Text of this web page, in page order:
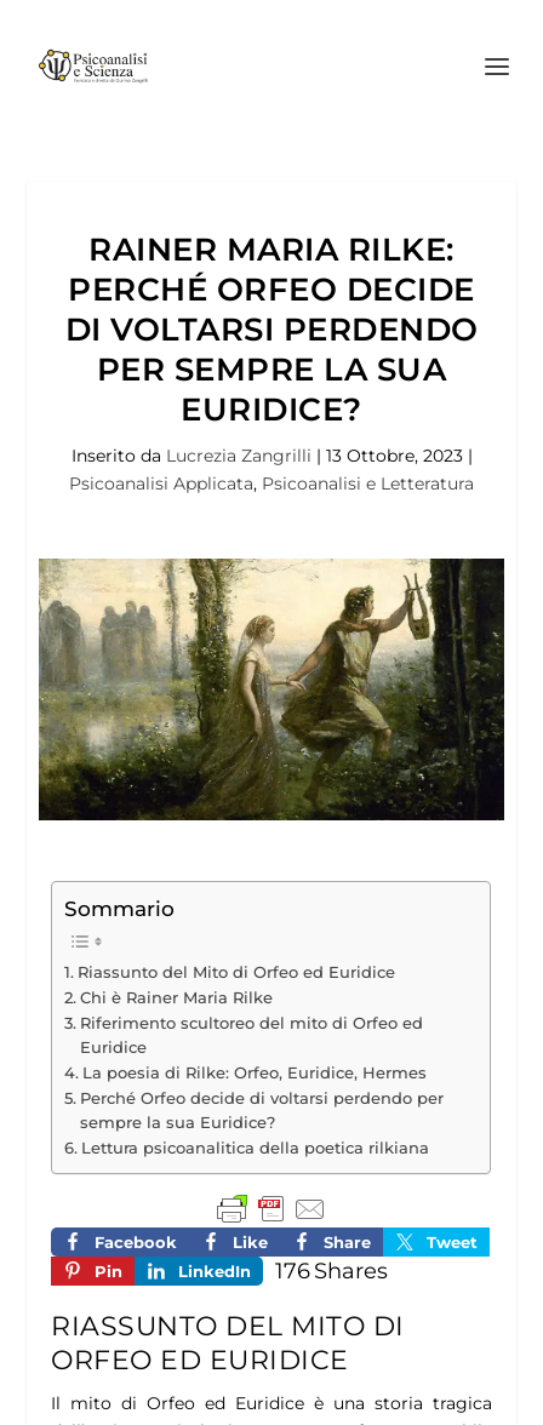
RAINER MARIA RILKE:
PERCHÉ ORFEO DECIDE
DI VOLTARSI PERDENDO
PER SEMPRE LA SUA
EURIDICE?
Inserito da Lucrezia Zangrilli | 13 Ottobre, 2023|
Psicoanalisi Applicata, Psicoanalisi e Letteratura
Sommario
Riassunto del Mito di Orfeo ed Euridice
Chi è Rainer Maria Rilke
Riferimento scultoreo del mito di Orfeo ed
Euridice
La poesia di Rilke: Orfeo, Euridice, Hermes
Perché Orfeo decide di voltarsi perdendo per
sempre la sua Euridice?
Lettura psicoanalitica della poetica rilkiana
Facebook Like Share
Tweet
Pin
LinkedIn Shares
176
RIASSUNTO DEL MITO DI
ORFEO ED EURIDICE
Il mito di Orfeo ed Euridice è una storia tragica